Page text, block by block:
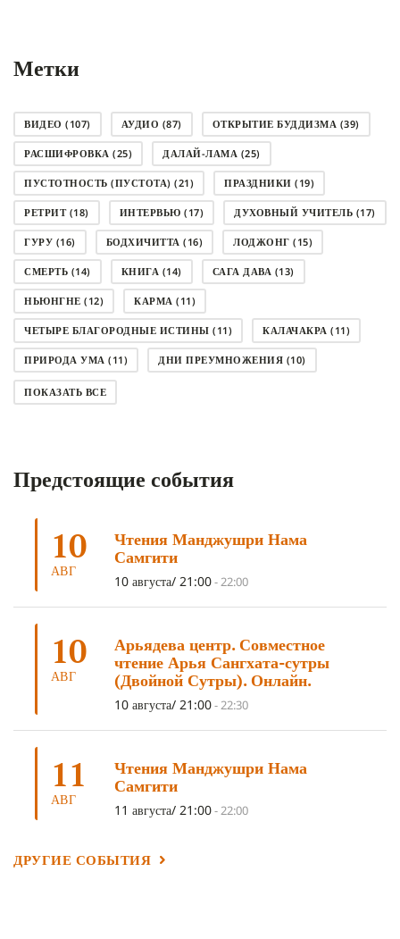
Метки
ВИДЕО (107) АУДИО (87) ОТКРЫТИЕ БУДДИЗМА (39)
РАСШИФРОВКА (25) ДАЛАЙ-ЛАМА (25)
ПУСТОТНОСТЬ (ПУСТОТА) (21) ПРАЗДНИКИ (19)
РЕТРИТ(18) ИНТЕРВЬЮ (17) ДУХОВНЫЙ УЧИТЕЛЬ (17)
ГУРУ (16) БОДХИЧИТТА (16) ЛОДЖОНГ (15)
СМЕРТЬ (14) КНИГА (14) САГА ДАВА (13)
НЬЮНГНЕ (12) КАРМА (11)
ЧЕТЫРЕ БЛАГОРОДНЫЕ ИСТИНЫ (11) КАЛАЧАКРА (11)
ПРИРОДА УМА (11) ДНИ ПРЕУМНОЖЕНИЯ (10)
СОВЕТ(10)
АНАЛИТИЧЕСКАЯ МЕДИТАЦИЯ(7)
ТРИ ОСНОВЫ ПУТИ(5) ЛХАБАБ ДУЧЕН (5)
ОЧИСТИТЕЛЬНЫЕ ПРАКТИКИ
УМ И ЕГО ПОТЕНЦИАЛ
ОТРЕЧЕНИЕ
ПОДНОШЕНИЯ (4) ВОСЕМЬ СТРОФ (4)
ГАНДЕН ЛХАГЬЯМА(3) РАВНОСТНОСТЬ(3)
ШАМАТХА НИРВАНА(3) СХЕМЫ ЛАМРИМА
ПРЕДВАРИТЕЛЬНЫЕ ПРАКТИКИ(3) МУДРОСТЬ(3)
ЧОКОР ДЮЧЕН
ГРУППОВАЯ ПРАКТИКА (2)
ПОКАЗАТЬ ВСЕ
Предстоящие события
10
АВГ
Чтения Манджушри Нама
Самгити
10 августа/ 21:00-22:00
10
АВГ
Арьядева центр. Совместное
чтение Арья Сангхата-сутры
(Двойной Сутры). Онлайн.
10 августа/ 21:00-22:30
11
АВГ
Чтения Манджушри Нама
Самгити
11 августа/ 21:00-22:00
ДРУГИЕ СОБЫТИЯ